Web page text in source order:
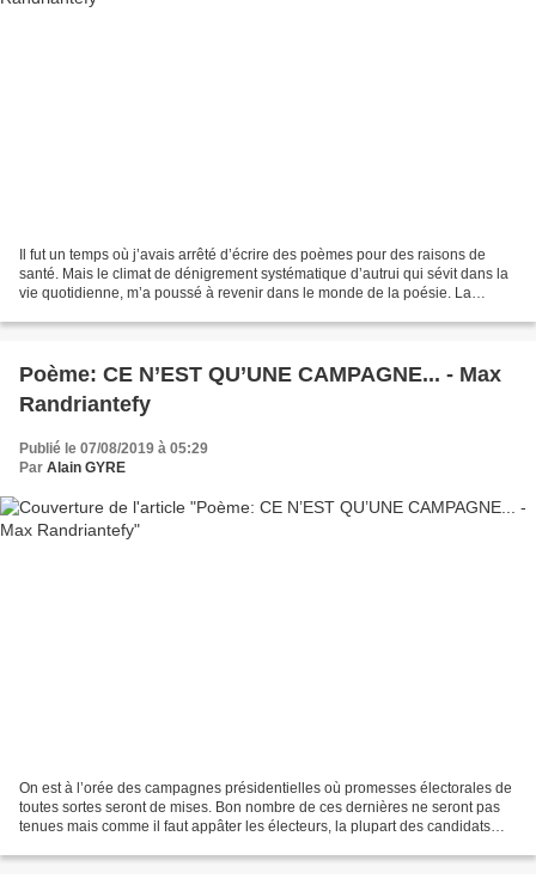
Il fut un temps où j’avais arrêté d’écrire des poèmes pour des raisons de
santé. Mais le climat de dénigrement systématique d’autrui qui sévit dans la
vie quotidienne, m’a poussé à revenir dans le monde de la poésie. La
Poème: CE N’EST QU’UNE CAMPAGNE... - Max
Randriantefy
Publié le 07/08/2019 à 05:29
Par Alain GYRE
On est à l’orée des campagnes présidentielles où promesses électorales de
toutes sortes seront de mises. Bon nombre de ces dernières ne seront pas
tenues mais comme il faut appâter les électeurs, la plupart des candidats